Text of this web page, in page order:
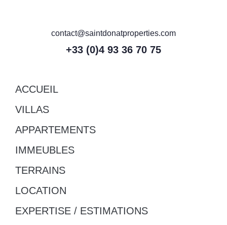
contact@saintdonatproperties.com
+33 (0)4 93 36 70 75
ACCUEIL
VILLAS
APPARTEMENTS
IMMEUBLES
TERRAINS
LOCATION
EXPERTISE / ESTIMATIONS